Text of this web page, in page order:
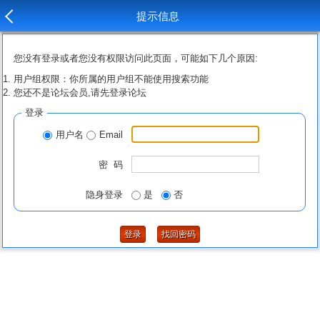
提示信息
您没有登录或者您没有权限访问此页面，可能如下几个原因:
用户组权限：你所属的用户组不能使用搜索功能
您还不是论坛会员,请先登录论坛
登录
用户名 Email
密 码
隐身登录 是 否